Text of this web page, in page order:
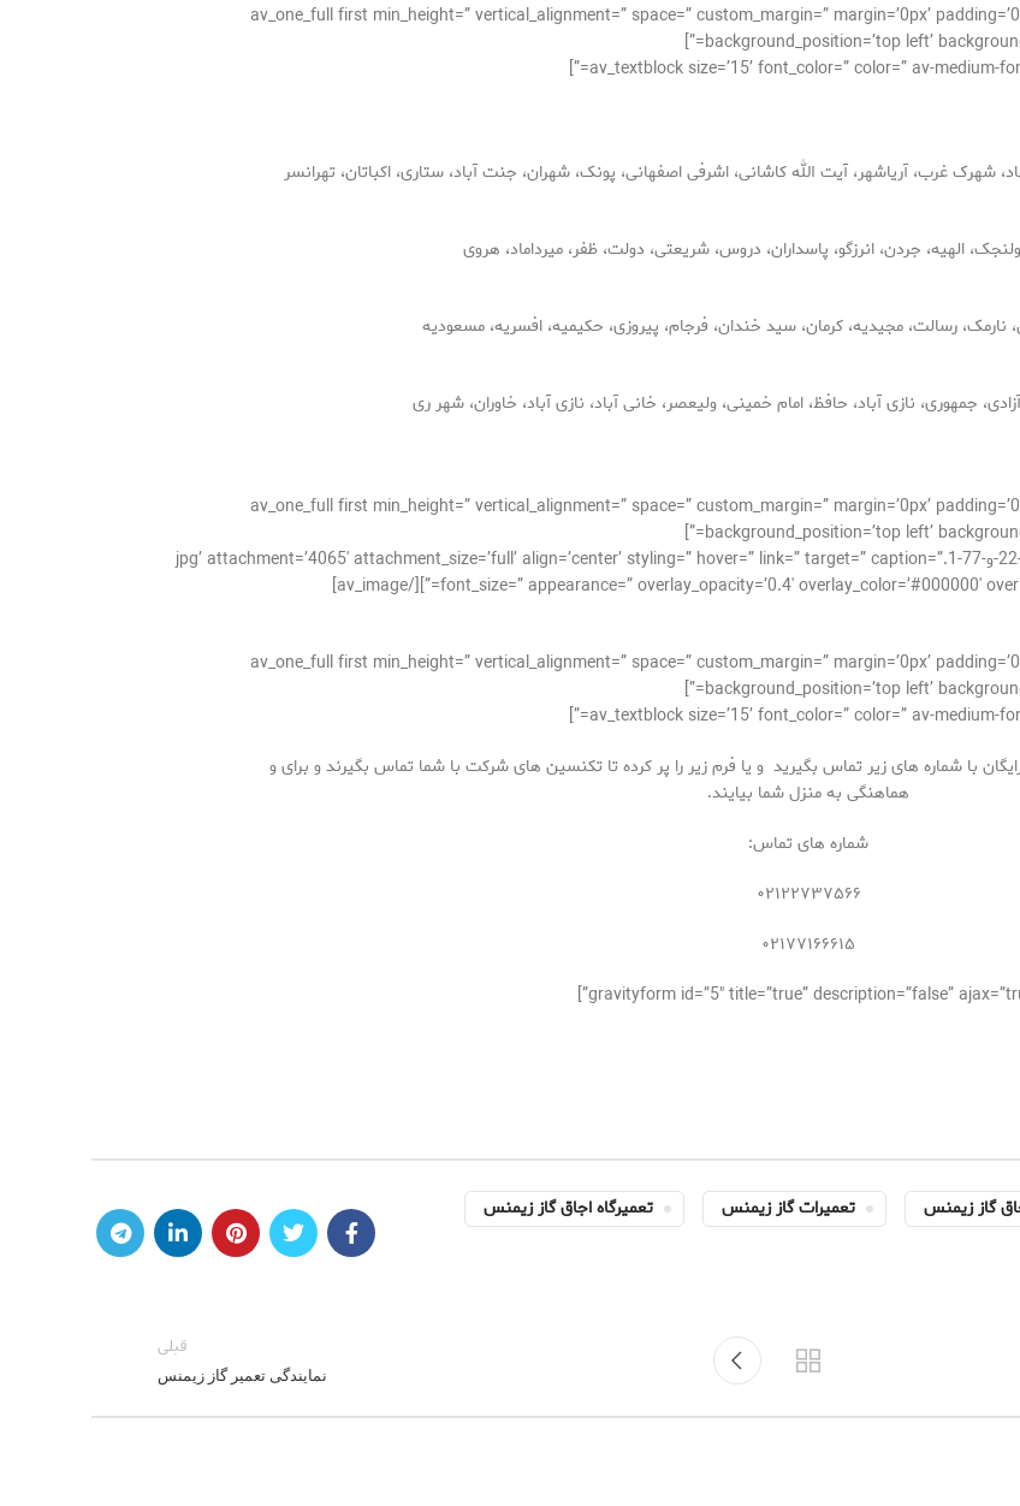
[av_one_full first min_height=” vertical_alignment=” space=” custom_margin=” margin=’0px’
background_position=’top left’
شهرک غرب، آریاشهر، آیت الله کاشانی، اشرفی اصفهانی، پونک، شهران، جنت آباد، ستاری، اکباتان، تهرانسر
الهیه، جردن، انرزگو، پاسداران، دروس، شریعتی، دولت، ظفر، میرداماد، هروی
رسالت، مجیدیه، کرمان، سید خندان، فرجام، پیروزی، حکیمیه، افسریه، مسعودیه
جمهوری، نازی آباد، حافظ، امام خمینی، ولیعصر، خانی آباد، نازی آباد، خاوران، شهر ری
[av_one_full first min_height=” vertical_alignment=” space=” custom_margin=” margin=’0px’
background_position=’top left’
[av_image src=’http://takrepair.com/wp-content/uploads/بنر-شماره-22-و-77-1.jpg’ attachment=’4065′ attachment_size=’full’ align=’center’ styling=” hover=” link=” target=” caption=”
font_size=” appearance=” overlay_opacity=’0.4′ overlay_color=’#000000′
[av_one_full first min_height=” vertical_alignment=” space=” custom_margin=” margin=’0px’
background_position=’top left’
با شماره های زیر تماس بگیرید و یا فرم زیر را پر کرده تا تکنسین های شرکت با شما تماس بگیرند و برای و
هماهنگی به منزل شما بیایند.
شماره های تماس:
۰۲۱۲۲۷۳۷۵۶۶
۰۲۱۷۷۱۶۶۶۱۵
گاز زیمنس تعمیرات گاز زیمنس
تعمیرگاه اجاق گاز زیمنس
قبلی
نمایندگی تعمیر گاز زیمنس